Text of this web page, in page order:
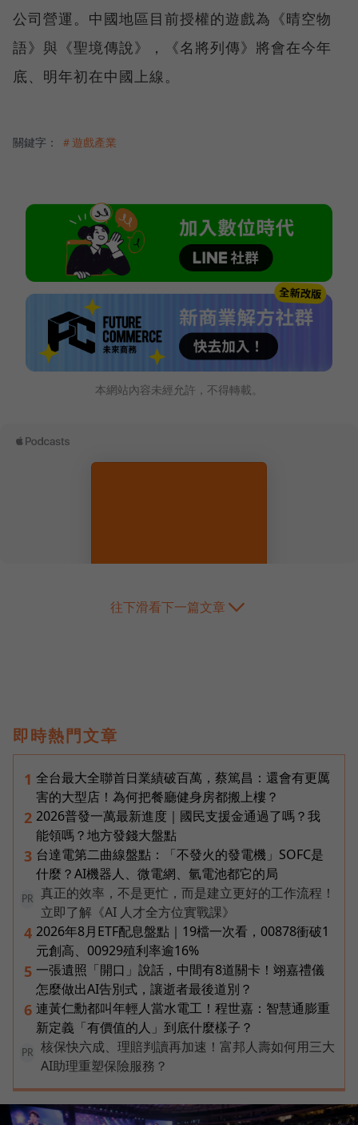
公司營運。中國地區目前授權的遊戲為《晴空物
語》與《聖境傳說》，《名將列傳》將會在今年
底、明年初在中國上線。
關鍵字： ＃遊戲產業
本網站內容未經允許，不得轉載。
往下滑看下一篇文章
即時熱門文章
1 全台最大全聯首日業績破百萬，蔡篤昌：還會有更厲
害的大型店！為何把餐廳健身房都搬上樓？
2 2026普發一萬最新進度｜國民支援金通過了嗎？我
能領嗎？地方發錢大盤點
3 台達電第二曲線盤點：「不發火的發電機」SOFC是
什麼？AI機器人、微電網、氫電池都它的局
PR
真正的效率，不是更忙，而是建立更好的工作流程！
立即了解《AI 人才全方位實戰課》
4 2026年8月ETF配息盤點｜19檔一次看，00878衝破1
元創高、00929殖利率逾16%
5 一張遺照「開口」說話，中間有8道關卡！翊嘉禮儀
怎麼做出AI告別式，讓逝者最後道別？
6 連黃仁勳都叫年輕人當水電工！程世嘉：智慧通膨重
新定義「有價值的人」到底什麼樣子？
PR
核保快六成、理賠判讀再加速！富邦人壽如何用三大
AI助理重塑保險服務？